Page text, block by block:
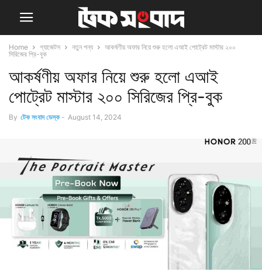
Home গ্যাজেটস নতুন পন্য
আকর্ষণীয় অফার নিয়ে শুরু হলো এআই পোট্রেট মাস্টার ২০০
সিরিজের প্রি-বুক
আকর্ষণীয় অফার নিয়ে শুরু হলো এআই
পোট্রেট মাস্টার ২০০ সিরিজের প্রি-বুক
By টেক সংবাদ ডেস্ক - August 14, 2024